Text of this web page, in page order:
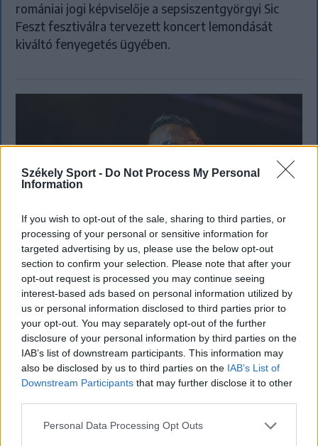
Székely Sport - Do Not Process My Personal
Information
If you wish to opt-out of the sale, sharing to third parties, or
processing of your personal or sensitive information for
targeted advertising by us, please use the below opt-out
section to confirm your selection. Please note that after your
opt-out request is processed you may continue seeing
interest-based ads based on personal information utilized by
us or personal information disclosed to third parties prior to
your opt-out. You may separately opt-out of the further
disclosure of your personal information by third parties on the
IAB’s list of downstream participants. This information may
also be disclosed by us to third parties on the IAB’s List of
Downstream Participants that may further disclose it to other
Personal Data Processing Opt Outs
romániai jogi képviselője a sepsiszentgyörgyi Sic
Feszt fesztiválra tervezett koncert lemondását
kiváltó fenyegetés ügyében.
KRÓNIKA
Majka életveszélyes fenyegetés miatt
lemondta erdélyi koncertjét
Majka életveszélyes fenyegetést kapott, és emiatt
lemondta a sepsiszentgyörgyi SIC Fesztre tervezett
koncertjét. Majka ezt szerdán a Facebook-oldalán